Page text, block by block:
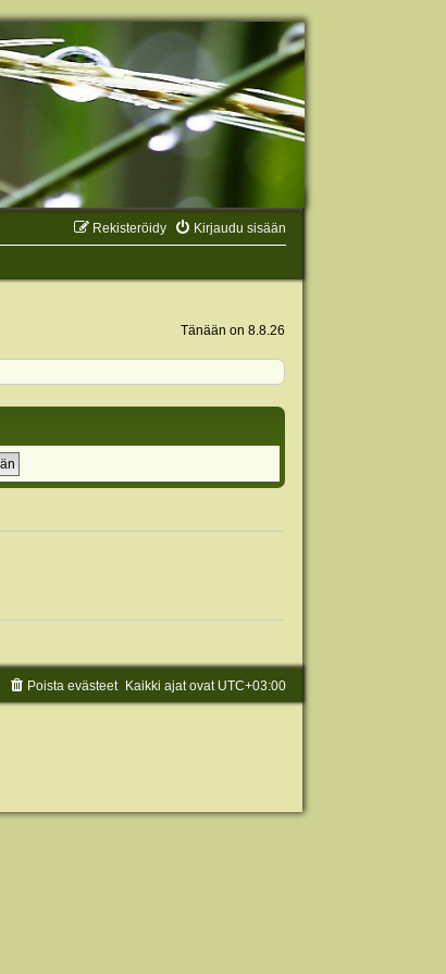
Kirjaudu sisään
Rekisteröidy
Tänään on 8.8.26
Kaikki ajat ovat UTC+03:00
Poista evästeet